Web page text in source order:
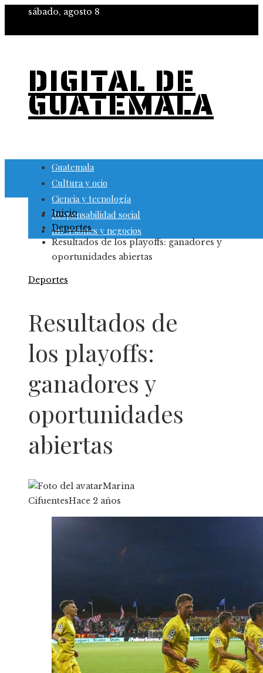
sábado, agosto 8
DIGITAL DE
GUATEMALA
Guatemala
Cultura y ocio
Ciencia y tecnología
Responsabilidad social
Inversiones y negocios
Inicio
Deportes
Resultados de los playoffs: ganadores y
oportunidades abiertas
Deportes
Resultados de
los playoffs:
ganadores y
oportunidades
abiertas
Marina
CifuentesHace 2 años